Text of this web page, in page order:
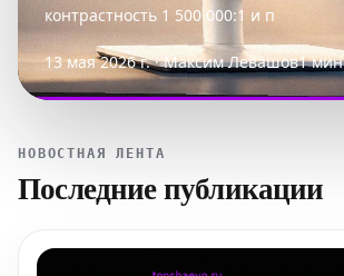
контрастность 1 500 000:1 и п
13 мая 2026 г. · Максим Левашов1 мин
НОВОСТНАЯ ЛЕНТА
Последние публикации